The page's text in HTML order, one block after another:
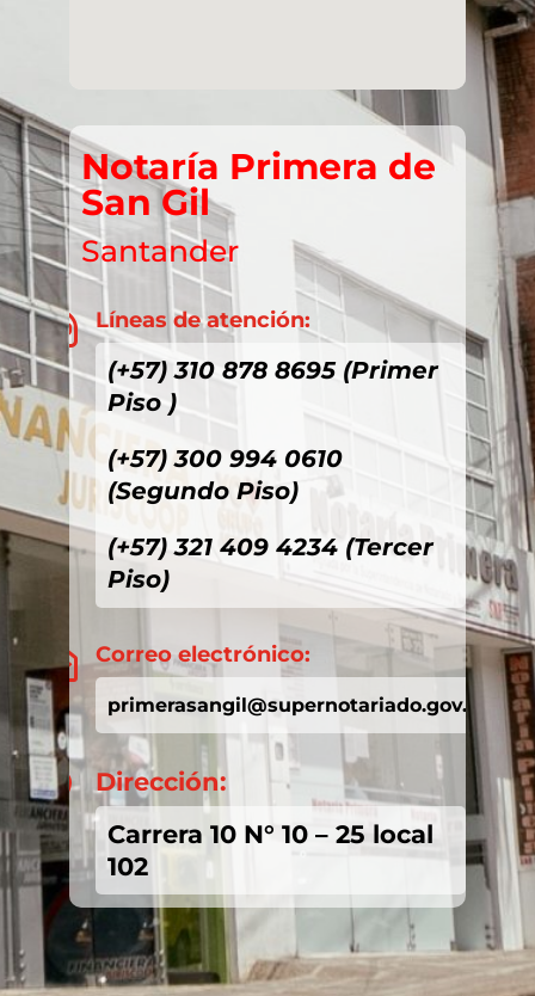
Notaría Primera de
San Gil
Santander
 Líneas de atención:
(+57) 310 878 8695 (Primer
Piso )
(+57) 300 994 0610
(Segundo Piso)
(+57) 321 409 4234 (Tercer
Piso)
 Correo electrónico:
primerasangil@supernotariado.gov.co

Dirección:
Carrera 10 N° 10 – 25 local
102